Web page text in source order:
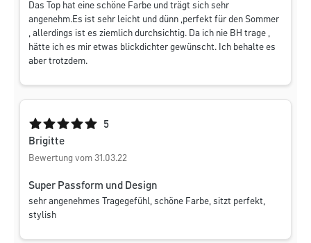
Das Top hat eine schöne Farbe und trägt sich sehr
angenehm.Es ist sehr leicht und dünn ,perfekt für den Sommer
, allerdings ist es ziemlich durchsichtig. Da ich nie BH trage ,
hätte ich es mir etwas blickdichter gewünscht. Ich behalte es
aber trotzdem.
Durchschnittliche Bewertung von 5 von 5 Sternen
5
Brigitte
Bewertung vom 31.03.22
Super Passform und Design
sehr angenehmes Tragegefühl, schöne Farbe, sitzt perfekt,
stylish